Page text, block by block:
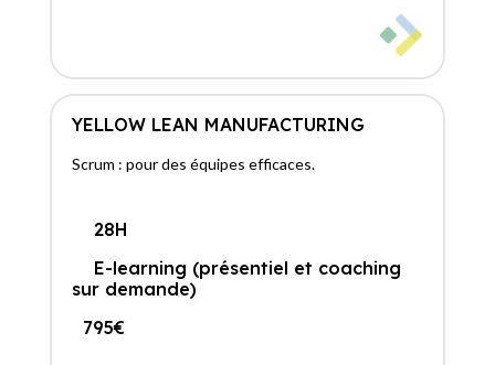
YELLOW LEAN MANUFACTURING
Scrum : pour des équipes efficaces.
28H
E-learning (présentiel et coaching
sur demande)
795€